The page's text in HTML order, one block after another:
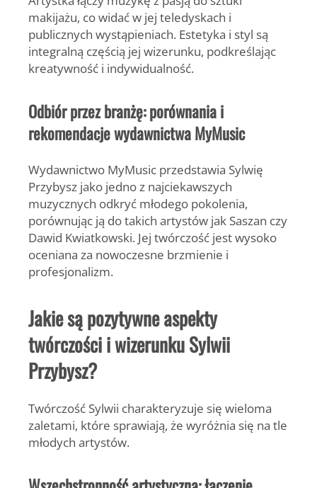
makijażu, co widać w jej teledyskach i
publicznych wystąpieniach. Estetyka i styl są
integralną częścią jej wizerunku, podkreślając
kreatywność i indywidualność.
Odbiór przez branżę: porównania i
rekomendacje wydawnictwa MyMusic
Wydawnictwo MyMusic przedstawia Sylwię
Przybysz jako jedno z najciekawszych
muzycznych odkryć młodego pokolenia,
porównując ją do takich artystów jak Saszan czy
Dawid Kwiatkowski. Jej twórczość jest wysoko
oceniana za nowoczesne brzmienie i
profesjonalizm.
Jakie są pozytywne aspekty
twórczości i wizerunku Sylwii
Przybysz?
Twórczość Sylwii charakteryzuje się wieloma
zaletami, które sprawiają, że wyróżnia się na tle
młodych artystów.